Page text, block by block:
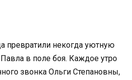
превратили некогда уютную
в поле боя. Каждое утро
звонка Ольги Степановны,